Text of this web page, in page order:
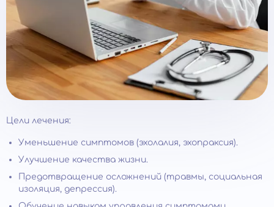
Цели лечения:
Уменьшение симптомов (эхолалия, эхопраксия).
Улучшение качества жизни.
Предотвращение осложнений (травмы, социальная
изоляция, депрессия).